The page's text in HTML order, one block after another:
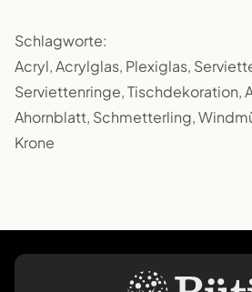
Schlagworte:
Acryl, Acrylglas, Plexiglas,
Serviettenringe, Tischdekoration,
Ahornblatt, Schmetterling,
Krone